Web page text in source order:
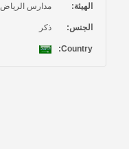
الهيئة: مدارس الرياض
الجنس: ذكر
Country: